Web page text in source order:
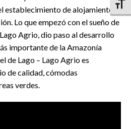
establecimiento de alojamiento
Lo que empezó con el sueño de
Agrio, dio paso al desarrollo
importante de la Amazonía
de Lago – Lago Agrio es
de calidad, cómodas
verdes.